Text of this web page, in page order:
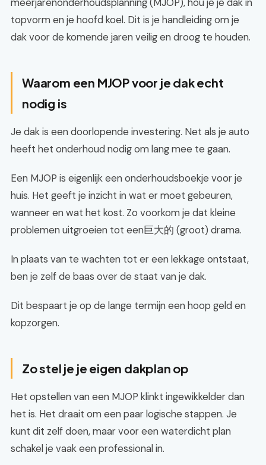
topvorm en je hoofd koel. Dit is je handleiding om je
dak voor de komende jaren veilig en droog te houden.
Waarom een MJOP voor je dak echt
nodig is
Je dak is een doorlopende investering. Net als je auto
heeft het onderhoud nodig om lang mee te gaan.
Een MJOP is eigenlijk een onderhoudsboekje voor je
huis. Het geeft je inzicht in wat er moet gebeuren,
wanneer en wat het kost. Zo voorkom je dat kleine
problemen uitgroeien tot een巨大的 (groot) drama.
In plaats van te wachten tot er een lekkage ontstaat,
ben je zelf de baas over de staat van je dak.
Dit bespaart je op de lange termijn een hoop geld en
kopzorgen.
Zo stel je je eigen dakplan op
Het opstellen van een MJOP klinkt ingewikkelder dan
het is. Het draait om een paar logische stappen. Je
kunt dit zelf doen, maar voor een waterdicht plan
schakel je vaak een professional in.